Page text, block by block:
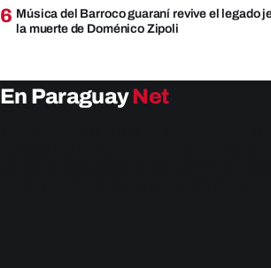
6 Música del Barroco guaraní revive el legado
la muerte de Doménico Zipoli
En ParaguayNet